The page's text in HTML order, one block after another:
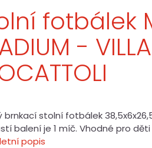
fotbálek
- VILLA
brnkací stolní fotbálek
balení je 1 míč. Vhodné pro
popis